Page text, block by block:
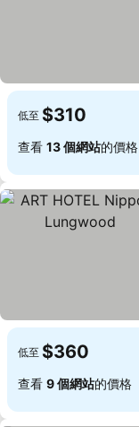
低至 $310
查看 13 個網站的價格
低至 $360
查看 9 個網站的價格